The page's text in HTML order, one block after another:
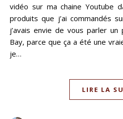
vidéo sur ma chaine Youtube
produits que j’ai commandés
j’avais envie de vous parler
Bay, parce que ça a été une
je…
LIRE LA